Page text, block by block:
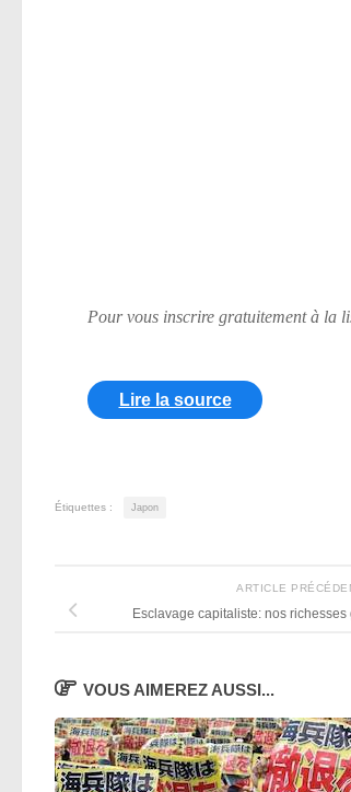
Pour vous inscrire gratuitement à la
Lire la source
Étiquettes : Japon
ARTICLE
Esclavage capitaliste: nos
VOUS AIMEREZ AUSSI...